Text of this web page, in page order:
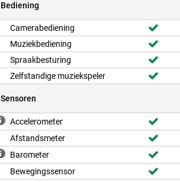
Bediening
Camerabediening
Muziekbediening
Spraakbesturing
Zelfstandige muziekspeler
Sensoren
Accelerometer
Afstandsmeter
Barometer
Bewegingssensor